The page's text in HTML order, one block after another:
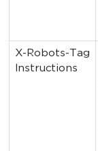
X-Robots-Tag
Instructions